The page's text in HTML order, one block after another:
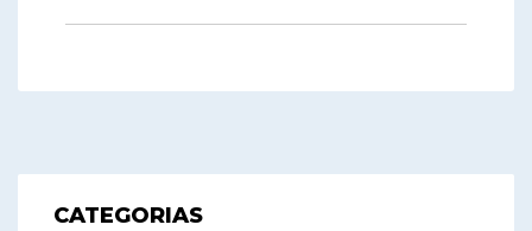
CATEGORIAS